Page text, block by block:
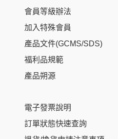
會員等級辦法
加入特殊會員
產品文件(GCMS/SDS)
福利品規範
產品朔源
電子發票說明
訂單狀態快速查詢